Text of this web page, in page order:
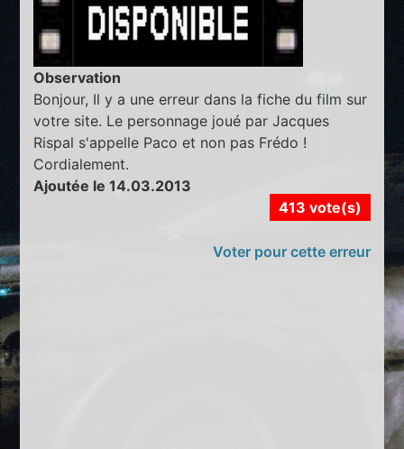
Observation
Bonjour, Il y a une erreur dans la fiche du film sur
votre site. Le personnage joué par Jacques
Rispal s'appelle Paco et non pas Frédo !
Cordialement.
Ajoutée le 14.03.2013
413 vote(s)
Voter pour cette erreur